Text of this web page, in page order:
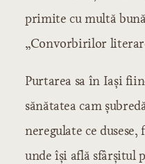
primite cu multă
„Convorbirilor
Purtarea sa în Iaşi
sănătatea cam
neregulate ce
unde îşi află sfârşitul